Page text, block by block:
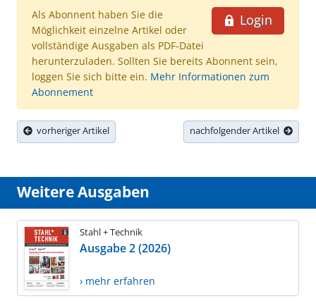
Login
Als Abonnent haben Sie die
Möglichkeit einzelne Artikel oder
vollständige Ausgaben als PDF-Datei
herunterzuladen. Sollten Sie bereits Abonnent sein,
loggen Sie sich bitte ein. Mehr Informationen zum
Abonnement
vorheriger Artikel nachfolgender Artikel
Weitere Ausgaben
Stahl + Technik
Ausgabe 2 (2026)
› mehr erfahren